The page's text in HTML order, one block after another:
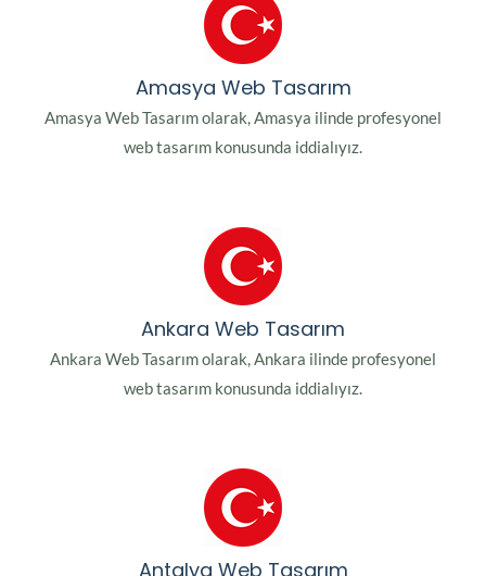
Amasya Web Tasarım
Amasya Web Tasarım olarak, Amasya ilinde profesyonel
web tasarım konusunda iddialıyız.
Ankara Web Tasarım
Ankara Web Tasarım olarak, Ankara ilinde profesyonel
web tasarım konusunda iddialıyız.
Antalya Web Tasarım